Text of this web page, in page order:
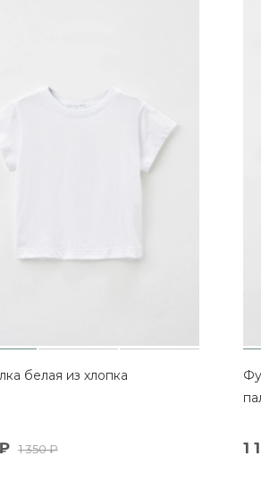
белая из хлопка
1 350₽ 1